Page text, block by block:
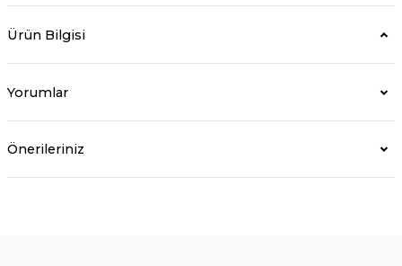
Ürün Bilgisi
Yorumlar
Önerileriniz